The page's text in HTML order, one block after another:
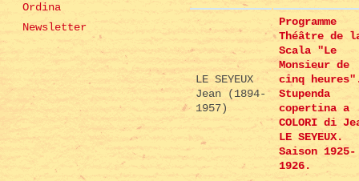
Ordina
Newsletter
LE SEYEUX
Jean (1894-
1957)
Programme
Théâtre de
Scala "Le
Monsieur de
cinq
Stupenda
copertina a
COLORI di
LE SEYEUX.
Saison 1925-
1926.